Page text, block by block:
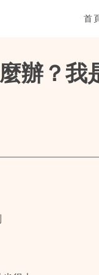
首
辦？我